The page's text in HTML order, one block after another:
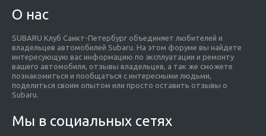
О нас
SUBARU Клуб Санкт-Петербург объединяет любителей и
владельцев автомобилей Subaru. На этом форуме вы найдете
интересующую вас информацию по эксплуатации и ремонту
вашего автомобиля, отзывы владельцев, а так же сможете
познакомиться и пообщаться с интересными людьми,
поделиться своим опытом или просто оставить отзывы о
Subaru.
Мы в социальных сетях